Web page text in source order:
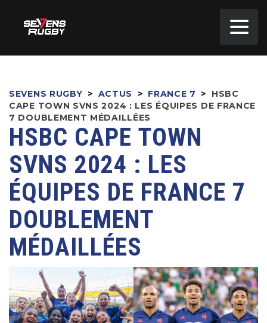
SEVENS RUGBY > ACTUS > FRANCE 7 >
HSBC
CAPE TOWN SVNS 2024 : LES ÉQUIPES DE FRANCE
7 DOUBLEMENT MÉDAILLÉES
HSBC CAPE TOWN
SVNS 2024 : LES
ÉQUIPES DE FRANCE 7
DOUBLEMENT
MÉDAILLÉES